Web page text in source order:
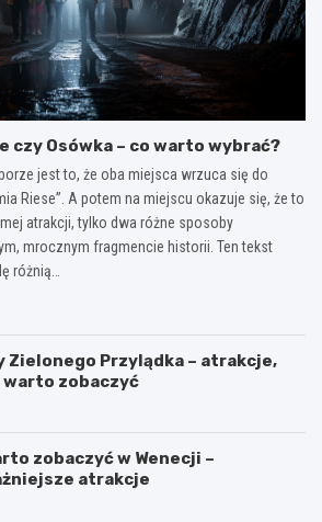
czy Osówka – co warto wybrać?
jest to, że oba miejsca wrzuca się do
Riese”. A potem na miejscu okazuje się, że to
atrakcji, tylko dwa różne sposoby
mrocznym fragmencie historii. Ten tekst
różnią…
Zielonego Przylądka – atrakcje,
zobaczyć
zobaczyć w Wenecji –
atrakcje